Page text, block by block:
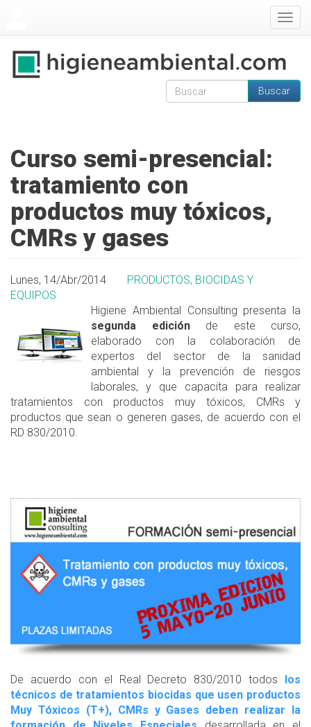
Formulario de
Buscar
Curso semi-presencial:
tratamiento con
productos muy tóxicos,
CMRs y gases
Lunes, 14/Abr/2014
PRODUCTOS, BIOCIDAS Y
EQUIPOS
Higiene Ambiental Consulting presenta la
segunda edición de este curso,
elaborado con la colaboración de
expertos del sector de la sanidad
ambiental y la prevención de riesgos
laborales, y que capacita para realizar
tratamientos con productos muy tóxicos, CMRs y
productos que sean o generen gases, de acuerdo con el
RD 830/2010.
De acuerdo con el Real Decreto 830/2010 todos
los
técnicos de tratamientos biocidas que usen productos
Muy Tóxicos (T+), CMRs y Gases deben realizar la